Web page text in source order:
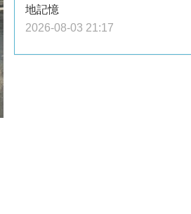
地記憶
2026-08-03 21:17